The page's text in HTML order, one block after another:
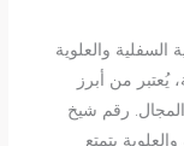
والعلوية
يُعتبر من أبرز
رقم شيخ
يتمتع